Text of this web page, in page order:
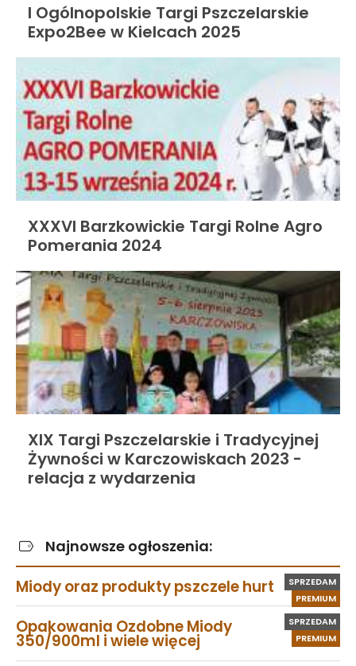
I Ogólnopolskie Targi Pszczelarskie
Expo2Bee w Kielcach 2025
XXXVI Barzkowickie Targi Rolne Agro
Pomerania 2024
XIX Targi Pszczelarskie i Tradycyjnej
Żywności w Karczowiskach 2023 -
relacja z wydarzenia
Najnowsze ogłoszenia:
PREMIUM
SPRZEDAM
Miody oraz produkty pszczele hurt
PREMIUM
SPRZEDAM
Opakowania Ozdobne Miody
350/900ml i wiele więcej